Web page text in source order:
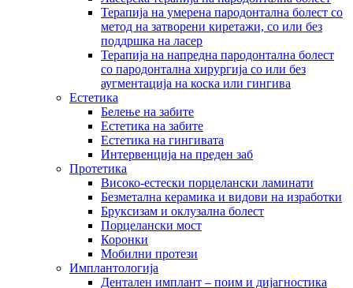
Терапија на умерена пародонтална болест со
метод на затворени киретажи, со или без
поддршка на ласер
Терапија на напредна пародонтална болест
со пародонтална хирургија со или без
аугментација на коска или гингива
Естетика
Белење на забите
Естетика на забите
Естетика на гингивата
Интервенција на преден заб
Протетика
Високо-естески порцелански ламинати
Безметална керамика и видови на изработки
Бруксизам и оклузална болест
Порцелански мост
Коронки
Мобилни протези
Имплантологија
Дентален имплант – поим и дијагностика